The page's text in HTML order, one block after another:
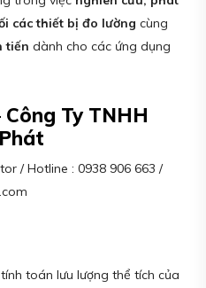
các thiết bị đo lường cùng
tiến dành cho các ứng dụng
Ty TNHH
/ Hotline : 0938 906 663 /
toán lưu lượng thể tích của